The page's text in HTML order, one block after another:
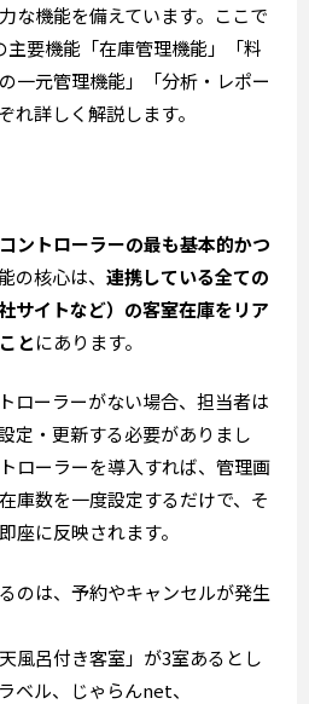
な機能を備えています。ここで
主要機能「在庫管理機能」「料
一元管理機能」「分析・レポー
れ詳しく解説します。
ントローラーの最も基本的かつ
の核心は、 連携している全ての
サイトなど）の客室在庫をリア
とにあります。
ローラーがない場合、担当者は
定・更新する必要がありまし
ローラーを導入すれば、管理画
庫数を一度設定するだけで、そ
座に反映されます。
のは、予約やキャンセルが発生
風呂付き客室」が3室あるとし
ベル、じゃらんnet、